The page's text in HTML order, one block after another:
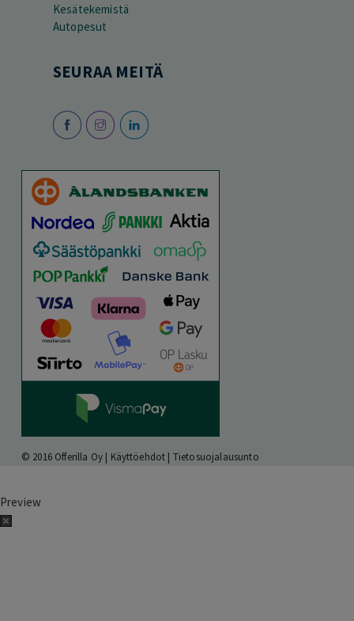
Kesätekemistä
Autopesut
SEURAA MEITÄ
© 2016 Offerilla Oy | Käyttöehdot | Tietosuojalausunto
Preview